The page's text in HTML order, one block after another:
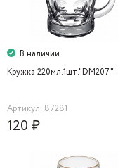
В наличии
Кружка 220мл.1шт."DM207"
Артикул: 87281
120 ₽